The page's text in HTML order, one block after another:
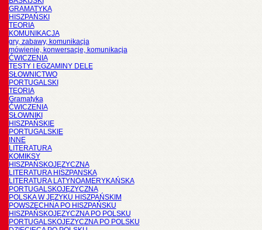
GRAMATYKA
HISZPAŃSKI
TEORIA
KOMUNIKACJA
gry, zabawy, komunikacja
mówienie, konwersacje, komunikacja
ĆWICZENIA
TESTY I EGZAMINY DELE
SŁOWNICTWO
PORTUGALSKI
TEORIA
Gramatyka
ĆWICZENIA
SŁOWNIKI
HISZPAŃSKIE
PORTUGALSKIE
INNE
LITERATURA
KOMIKSY
HISZPAŃSKOJĘZYCZNA
LITERATURA HISZPANSKA
LITERATURA LATYNOAMERYKAŃSKA
PORTUGALSKOJĘZYCZNA
POLSKA W JĘZYKU HISZPAŃSKIM
POWSZECHNA PO HISZPAŃSKU
HISZPAŃSKOJĘZYCZNA PO POLSKU
PORTUGALSKOJĘZYCZNA PO POLSKU